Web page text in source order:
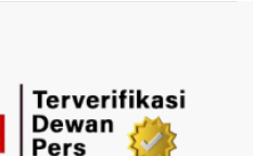
Gun di Sekolah Swasta
Senjata Api dan